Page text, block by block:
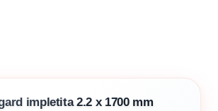
impletita 2.2 x 1700 mm